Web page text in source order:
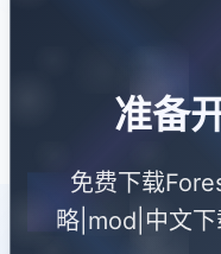
准备
免费下载
略|mod|中文下